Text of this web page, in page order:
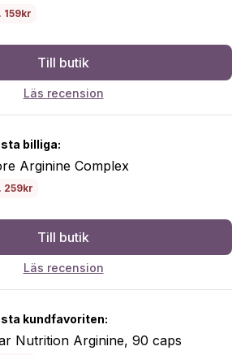
159kr
Till butik
Läs recension
billiga:
Arginine Complex
259kr
Till butik
Läs recension
kundfavoriten:
Nutrition Arginine, 90 caps